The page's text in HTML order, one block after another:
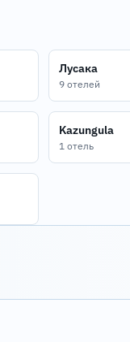
Лусака
9 отелей
Kazungula
1 отель